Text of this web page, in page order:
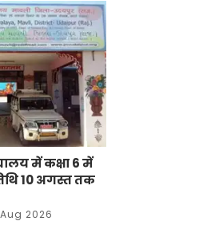
में कक्षा 6 में
10 अगस्त तक
2026